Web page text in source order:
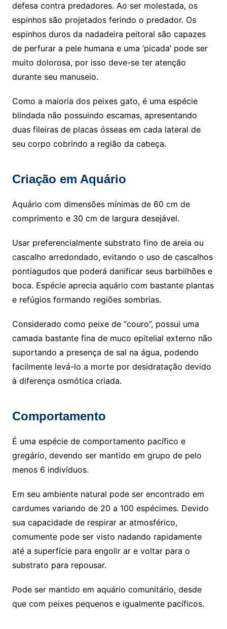
defesa contra predadores. Ao ser molestada, os
espinhos são projetados ferindo o predador. Os
espinhos duros da nadadeira peitoral são capazes
de perfurar a pele humana e uma ‘picada’ pode ser
muito dolorosa, por isso deve-se ter atenção
durante seu manuseio.
Como a maioria dos peixes gato, é uma espécie
blindada não possuindo escamas, apresentando
duas fileiras de placas ósseas em cada lateral de
seu corpo cobrindo a região da cabeça.
Criação em Aquário
Aquário com dimensões mínimas de 60 cm de
comprimento e 30 cm de largura desejável.
Usar preferencialmente substrato fino de areia ou
cascalho arredondado, evitando o uso de cascalhos
pontiagudos que poderá danificar seus barbilhões e
boca. Espécie aprecia aquário com bastante plantas
e refúgios formando regiões sombrias.
Considerado como peixe de “couro”, possui uma
camada bastante fina de muco epitelial externo não
suportando a presença de sal na água, podendo
facilmente levá-lo a morte por desidratação devido
à diferença osmótica criada.
Comportamento
É uma espécie de comportamento pacífico e
gregário, devendo ser mantido em grupo de pelo
menos 6 indivíduos.
Em seu ambiente natural pode ser encontrado em
cardumes variando de 20 a 100 espécimes. Devido
sua capacidade de respirar ar atmosférico,
comumente pode ser visto nadando rapidamente
até a superfície para engolir ar e voltar para o
substrato para repousar.
Pode ser mantido em aquário comunitário, desde
que com peixes pequenos e igualmente pacíficos.